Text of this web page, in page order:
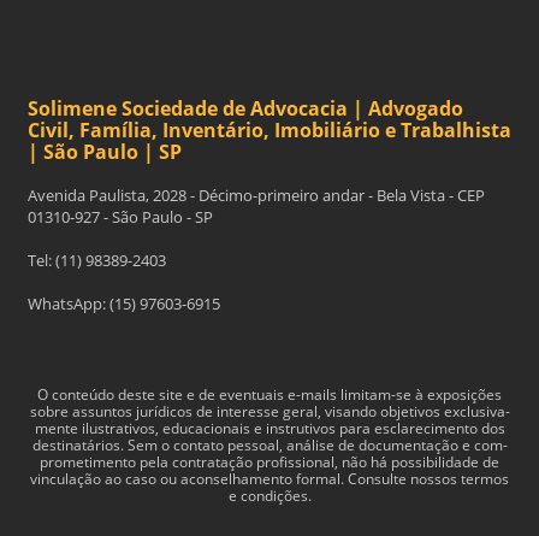
Solimene Sociedade de Advocacia | Advogado
Civil, Família, Inventário, Imobiliário e Trabalhista
| São Paulo | SP
Avenida Paulista, 2028 - Décimo-primeiro andar - Bela Vista - CEP
01310-927 - São Paulo - SP
Tel: (11) 98389-2403
WhatsApp: (15) 97603-6915
O con­teúdo deste site e de even­tu­ais e-​mails limitam-​se à exposições
sobre assun­tos jurídi­cos de inter­esse geral, visando obje­tivos exclu­si­va­
mente ilus­tra­tivos, edu­ca­cionais e instru­tivos para esclarec­i­mento dos
des­ti­natários. Sem o con­tato pes­soal, análise de doc­u­men­tação e com­
pro­me­ti­mento pela con­tratação profis­sional, não há pos­si­bil­i­dade de
vin­cu­lação ao caso ou acon­sel­hamento for­mal. Consulte nossos termos
e condições.